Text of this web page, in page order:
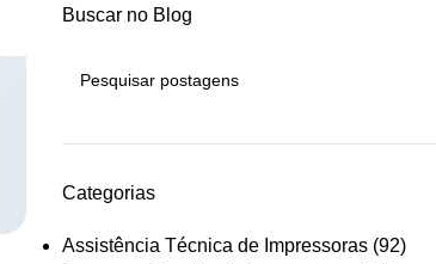
Buscar no Blog
Categorias
Assistência Técnica de Impressoras(92)